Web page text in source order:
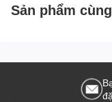
Sản phẩm